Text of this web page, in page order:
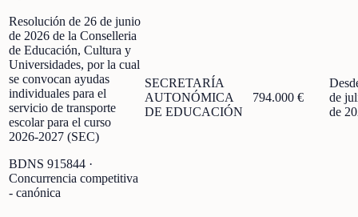
Resolución de 26 de junio
de 2026 de la Conselleria
de Educación, Cultura y
Universidades, por la cual
se convocan ayudas
individuales para el
servicio de transporte
escolar para el curso
2026-2027 (SEC)
BDNS 915844 ·
Concurrencia competitiva
- canónica
SECRETARÍA
AUTONÓMICA
DE EDUCACIÓN
794.000 €
de
de